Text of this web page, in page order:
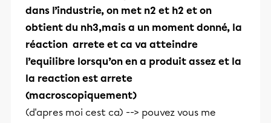
dans l’industrie, on met n2 et h2 et on
obtient du nh3,mais a un moment donné, la
réaction arrete et ca va atteindre
l’equilibre lorsqu’on en a produit assez et la
la reaction est arrete
(macroscopiquement)
(d'apres moi cest ca) --> pouvez vous me